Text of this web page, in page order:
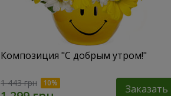
Композиция "С добрым утром!"
1 443 грн Заказать